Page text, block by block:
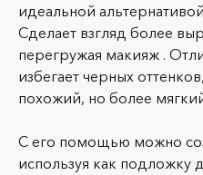
идеальной
Сделает взгляд более
перегружая макияж .
избегает черных
похожий, но более
С его помощью можно
используя как подложку